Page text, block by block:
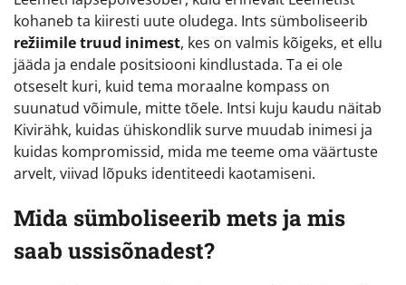
kohaneb ta kiiresti uute oludega. Ints sümboliseerib
režiimile truud inimest, kes on valmis kõigeks, et ellu
jääda ja endale positsiooni kindlustada. Ta ei ole
otseselt kuri, kuid tema moraalne kompass on
suunatud võimule, mitte tõele. Intsi kuju kaudu näitab
Kivirähk, kuidas ühiskondlik surve muudab inimesi ja
kuidas kompromissid, mida me teeme oma väärtuste
arvelt, viivad lõpuks identiteedi kaotamiseni.
Mida sümboliseerib mets ja mis
saab ussisõnadest?